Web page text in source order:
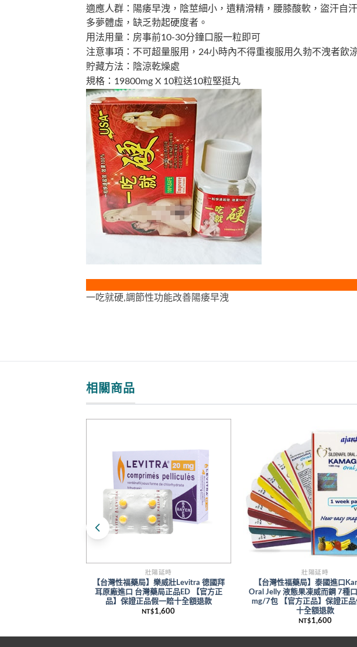
適應人群：陽痿早洩，陰莖細小，遺精滑精，腰膝酸軟，盜汗自
多夢體虛，缺乏勃起硬度者。
用法用量：房事前10-30分鐘口服一粒即可
注意事項：不可超量服用，24小時內不得重複服用久勃不洩者飲
貯藏方法：陰涼乾燥處
規格：19800mg X 10粒送10粒堅挺丸
一吃就硬,調節性功能改善陽痿早洩
相關商品
壯陽延時
【台灣性福藥局】樂威壯Levitra 德國拜
耳原廠進口 台灣藥局正品ED 【官方正
品】保證正品假一賠十全額退款
NT$1,600
壯陽延時
【台灣性福藥局】泰國進口
Oral Jelly 液態果凍威而鋼 7種
mg/7包 【官方正品】保證正品
十全額退款
NT$ 1,600